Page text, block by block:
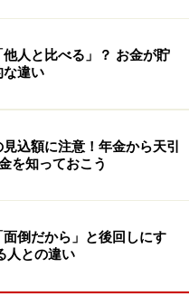
％＝80万円」で、毎月
を守っていけば、老後の
たとしても確保できる
歳までとして計算した
後、毎年取り崩せるお金
人と比べる」？ お金が貯
な違い
込額に注意！年金から天引
を知っておこう
倒だから」と後回しにす
人との違い